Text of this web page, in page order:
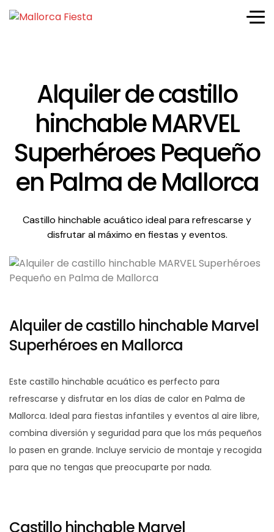
Alquiler de castillo
hinchable MARVEL
Superhéroes Pequeño
en Palma de Mallorca
Castillo hinchable acuático ideal para refrescarse y
disfrutar al máximo en fiestas y eventos.
Alquiler de castillo hinchable Marvel
Superhéroes en Mallorca
Este castillo hinchable acuático es perfecto para
refrescarse y disfrutar en los días de calor en Palma de
Mallorca. Ideal para fiestas infantiles y eventos al aire libre,
combina diversión y seguridad para que los más pequeños
lo pasen en grande. Incluye servicio de montaje y recogida
para que no tengas que preocuparte por nada.
Castillo hinchable Marvel